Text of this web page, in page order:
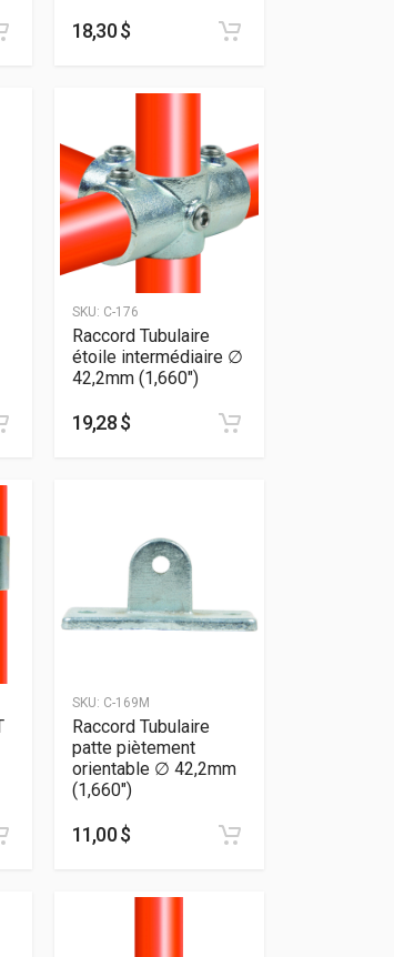
18,30 $
SKU: C-176
Raccord Tubulaire
étoile intermédiaire ∅
42,2mm (1,660″)
19,28 $
SKU: C-169M
Raccord Tubulaire
patte piètement
orientable ∅ 42,2mm
(1,660″)
11,00 $